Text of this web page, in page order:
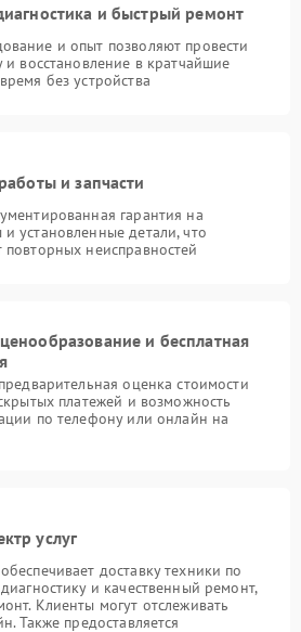
и быстрый ремонт
и опыт позволяют провести
и восстановление в кратчайшие
без устройства
и запчасти
гарантия на
установленные детали, что
неисправностей
и бесплатная
оценка стоимости
платежей и возможность
по телефону или онлайн на
услуг
доставку техники по
и качественный ремонт,
Клиенты могут отслеживать
Также предоставляется